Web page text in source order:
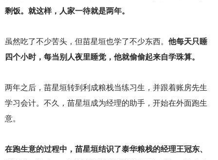
剩饭。就这样，人家一待就是两年。
虽然吃了不少苦头，但苗星垣也学了不少东西。 他每天只睡
四个小时，每当别人夜里睡觉，他就偷偷起来自学珠算。
两年之后，苗星垣转到利成粮栈当练习生，并跟着账房先生
学习会计。不久，苗星垣成为经理的助手，开始在外面跑生
意。
在跑生意的过程中，苗星垣结识了泰华粮栈的经理王冠东、